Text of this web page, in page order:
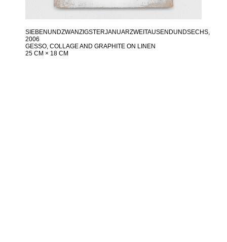
SIEBENUNDZWANZIGSTERJANUARZWEITAUSENDUNDSECHS,
2006
GESSO, COLLAGE AND GRAPHITE ON LINEN
25 CM × 18 CM